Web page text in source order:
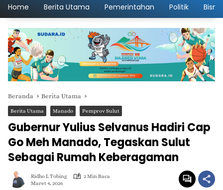
Home Berita Utama Pemerintahan Politik
Beranda Berita Utama
Berita Utama Manado Pemprov Sulut
Gubernur Yulius Selvanus Hadiri Cap
Go Meh Manado, Tegaskan Sulut
Sebagai Rumah Keberagaman
Ridho L Tobing
2 Min Baca
Maret 4, 2026